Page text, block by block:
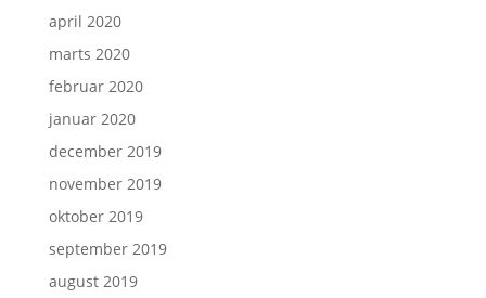
april 2020
marts 2020
februar 2020
januar 2020
december 2019
november 2019
oktober 2019
september 2019
august 2019